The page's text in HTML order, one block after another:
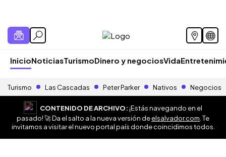
InicioNoticiasTurismoDinero y negociosVida
Turismo Las Cascadas Peter Parker Nativos Negocios
CONTENIDO DE ARCHIVO:¡Estás navegando en el
pasado! 🚀 Da el salto a la nueva versión deelsalvador.com . Te
invitamos a visitar el nuevo portal país donde coincidimos todos.